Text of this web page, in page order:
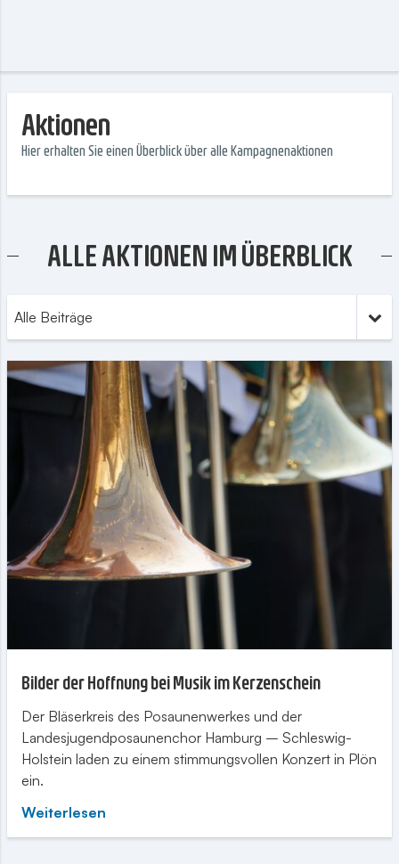
Aktionen
Hier erhalten Sie einen Überblick über alle Kampagnenaktionen
ALLE AKTIONEN IM ÜBERBLICK
Alle Beiträge
Bilder der Hoffnung bei Musik im Kerzenschein
Der Bläserkreis des Posaunenwerkes und der
Landesjugendposaunenchor Hamburg – Schleswig-
Holstein laden zu einem stimmungsvollen Konzert in Plön
ein.
Weiterlesen